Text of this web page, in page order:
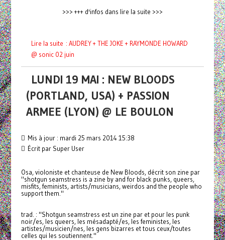
>>> +++ d'infos dans lire la suite >>>
Lire la suite : AUDREY + THE JOKE + RAYMONDE HOWARD
@ sonic 02 juin
LUNDI 19 MAI : NEW BLOODS
(PORTLAND, USA) + PASSION
ARMEE (LYON) @ LE BOULON
Mis à jour : mardi 25 mars 2014 15:38
Écrit par Super User
Osa, violoniste et chanteuse de New Bloods, décrit son zine par
"shotgun seamstress is a zine by and for black punks, queers,
misfits, feminists, artists/musicians, weirdos and the people who
support them."
trad. : "Shotgun seamstress est un zine par et pour les punk
noir/es, les queers, les mésadapté/es, les feministes, les
artistes/musicien/nes, les gens bizarres et tous ceux/toutes
celles qui les soutiennent."